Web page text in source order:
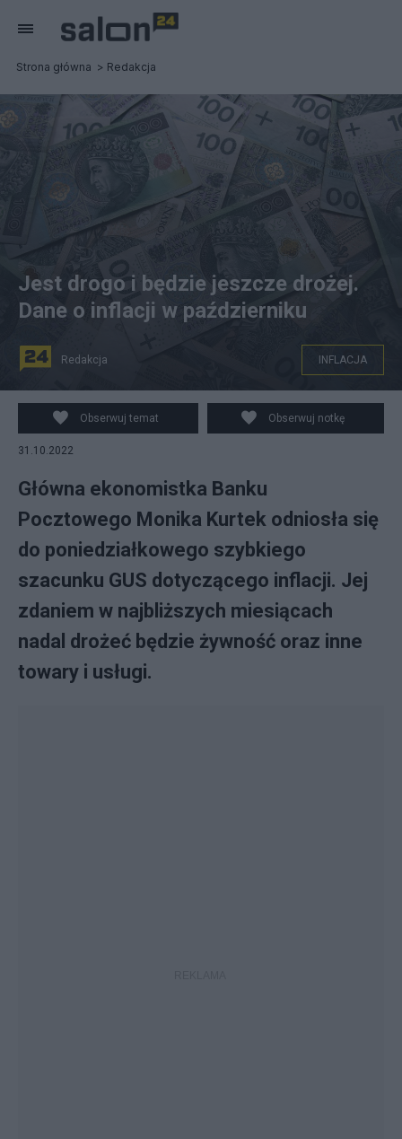
Strona główna Redakcja
GUS opublikował szybkie szacunki dotyczące inflacji w
październiku. (fot. Pixabay)
Jest drogo i będzie jeszcze drożej.
Dane o inflacji w październiku
Redakcja INFLACJA
Obserwuj temat Obserwuj notkę
31.10.2022
Główna ekonomistka Banku
Pocztowego Monika Kurtek odniosła się
do poniedziałkowego szybkiego
szacunku GUS dotyczącego inflacji. Jej
zdaniem w najbliższych miesiącach
nadal drożeć będzie żywność oraz inne
towary i usługi.